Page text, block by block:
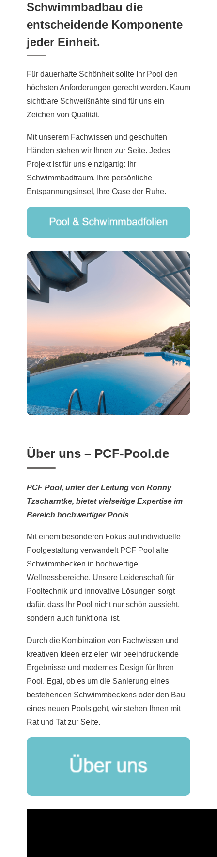
Schwimmbadbau die
entscheidende Komponente
jeder Einheit.
Für dauerhafte Schönheit sollte Ihr Pool den
höchsten Anforderungen gerecht werden. Kaum
sichtbare Schweißnähte sind für uns ein
Zeichen von Qualität.
Mit unserem Fachwissen und geschulten
Händen stehen wir Ihnen zur Seite. Jedes
Projekt ist für uns einzigartig: Ihr
Schwimmbadtraum, Ihre persönliche
Entspannungsinsel, Ihre Oase der Ruhe.
Über uns – PCF-Pool.de
PCF Pool, unter der Leitung von Ronny
Tzscharntke, bietet vielseitige Expertise im
Bereich hochwertiger Pools.
Mit einem besonderen Fokus auf individuelle
Poolgestaltung verwandelt PCF Pool alte
Schwimmbecken in hochwertige
Wellnessbereiche. Unsere Leidenschaft für
Pooltechnik und innovative Lösungen sorgt
dafür, dass Ihr Pool nicht nur schön aussieht,
sondern auch funktional ist.
Durch die Kombination von Fachwissen und
kreativen Ideen erzielen wir beeindruckende
Ergebnisse und modernes Design für Ihren
Pool. Egal, ob es um die Sanierung eines
bestehenden Schwimmbeckens oder den Bau
eines neuen Pools geht, wir stehen Ihnen mit
Rat und Tat zur Seite.